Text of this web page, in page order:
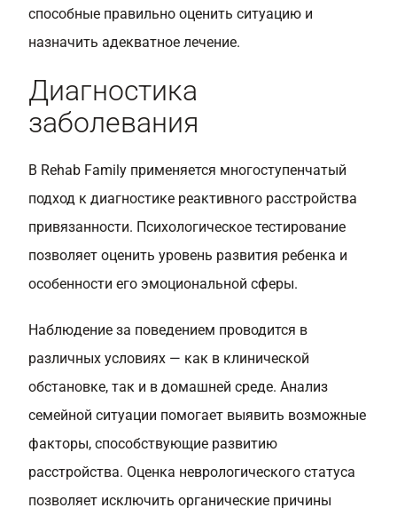
способные правильно оценить ситуацию и
назначить адекватное лечение.
Диагностика
заболевания
В Rehab Family применяется многоступенчатый
подход к диагностике реактивного расстройства
привязанности. Психологическое тестирование
позволяет оценить уровень развития ребенка и
особенности его эмоциональной сферы.
Наблюдение за поведением проводится в
различных условиях — как в клинической
обстановке, так и в домашней среде. Анализ
семейной ситуации помогает выявить возможные
факторы, способствующие развитию
расстройства. Оценка неврологического статуса
позволяет исключить органические причины